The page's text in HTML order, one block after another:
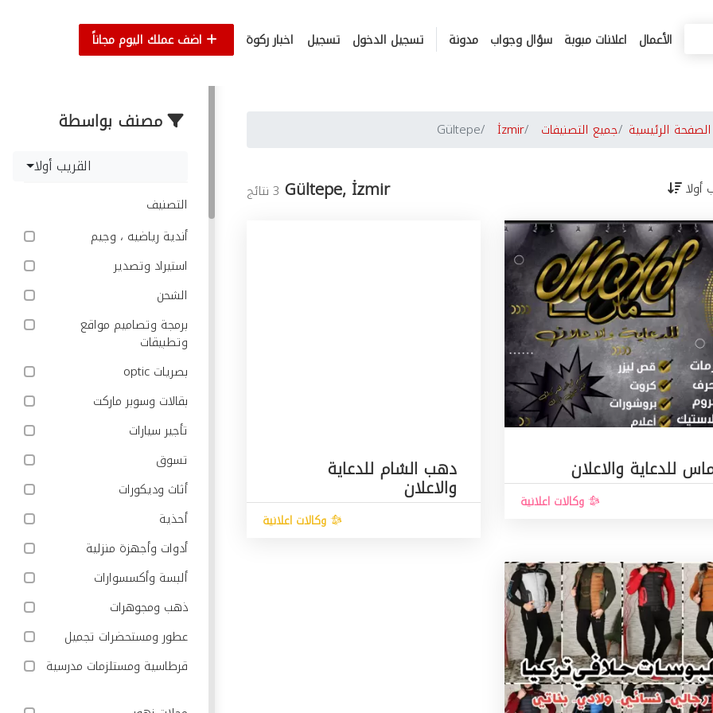
الأعمال اعلانات مبوبة سؤال وجواب مدونة تسجيل الدخول تسجيل اخبار ركوة اضف عملك اليوم مجاناً
مصنف بواسطة
القريب أولا
التصنيف
أندية رياضيه ، وجيم
استيراد وتصدير
الشحن
برمجة وتصاميم مواقع
وتطبيقات
بصريات optic
بقالات وسوبر ماركت
تأجير سيارات
تسوق
أثاث وديكورات
أحذية
أدوات وأجهزة منزلية
ألبسة وأكسسوارات
ذهب ومجوهرات
عطور ومستحضرات تجميل
قرطاسية ومستلزمات مدرسية
الرئيسية جميع التصنيفات İzmir
Gültepe
Gültepe, İzmir 3 نتائج أولا
للدعاية والاعلان
وكالات اعلانية
دهب الشام للدعاية
والاعلان
وكالات اعلانية